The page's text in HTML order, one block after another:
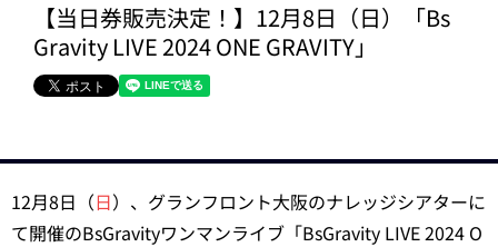
【当日券販売決定！】12月8日（日）「Bs
Gravity LIVE 2024 ONE GRAVITY」
12月8日（日）、グランフロント大阪のナレッジシアターに
て開催のBsGravityワンマンライブ「BsGravity LIVE 2024 O